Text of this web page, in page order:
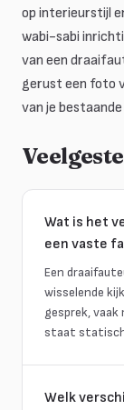
op interieurstijl
wabi-sabi
van een
gerust een foto
van je
Wat is het
een vaste
Een
wisselende
gesprek,
staat
Welk